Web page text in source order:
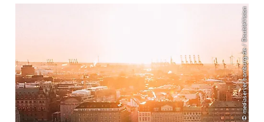
© mediaserver.hamburg.de / DoubleVision